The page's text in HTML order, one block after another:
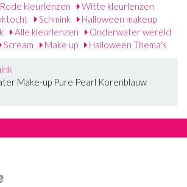
Rode kleurlenzen
Witte kleurlenzen
Schmink
Halloween makeup
Alle kleurlenzen
Onderwater wereld
Scream Make up Halloween Thema's
Make-up Pure Pearl Korenblauw